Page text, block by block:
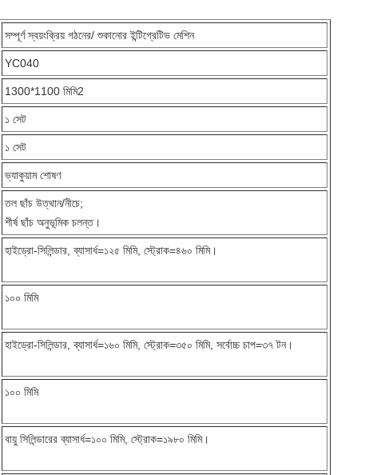
সম্পূর্ণ স্বয়ংক্রিয় গঠনের/ শুকানোর ইন্টিগ্রেটিভ মেশিন
YC040
1300*1100 মিমি2
১ সেট
১ সেট
ভ্যাকুয়াম শোষণ
তল ছাঁচ উত্থান/নীচে;
শীর্ষ ছাঁচ অনুভূমিক চলন্ত।
হাইড্রো-সিলিন্ডার, ব্যাসার্ধ=১২৫ মিমি, স্ট্রোক=৪৬০ মিমি।
১০০ মিমি
হাইড্রো-সিলিন্ডার, ব্যাসার্ধ=১৬০ মিমি, স্ট্রোক=৩৫০ মিমি, সর্বোচ্চ চাপ=৩৭ টন।
১০০ মিমি
বায়ু সিলিন্ডারের ব্যাসার্ধ=১০০ মিমি, স্ট্রোক=১৯৮০ মিমি।